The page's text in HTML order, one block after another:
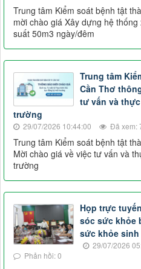
Trung tâm Kiểm soát bệnh tật
mời chào giá Xây dựng hệ
suất 50m3 ngày/đêm
Trung tâm
Cần Thơ
tư vấn và
trường
29/07/2026 10:44:00 Đã xem:
Trung tâm Kiểm soát bệnh tật
Mời chào giá về việc tư vấn và
trường
Họp trực
sóc sức khỏe
sức khỏe sinh
29/07/2026
Phản hồi: 0